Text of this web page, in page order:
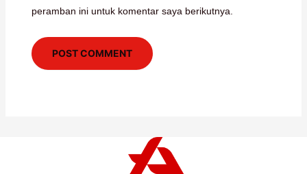
peramban ini untuk komentar saya berikutnya.